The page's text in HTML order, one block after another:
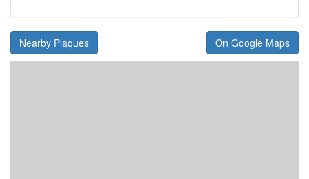
Nearby Plaques On Google Maps